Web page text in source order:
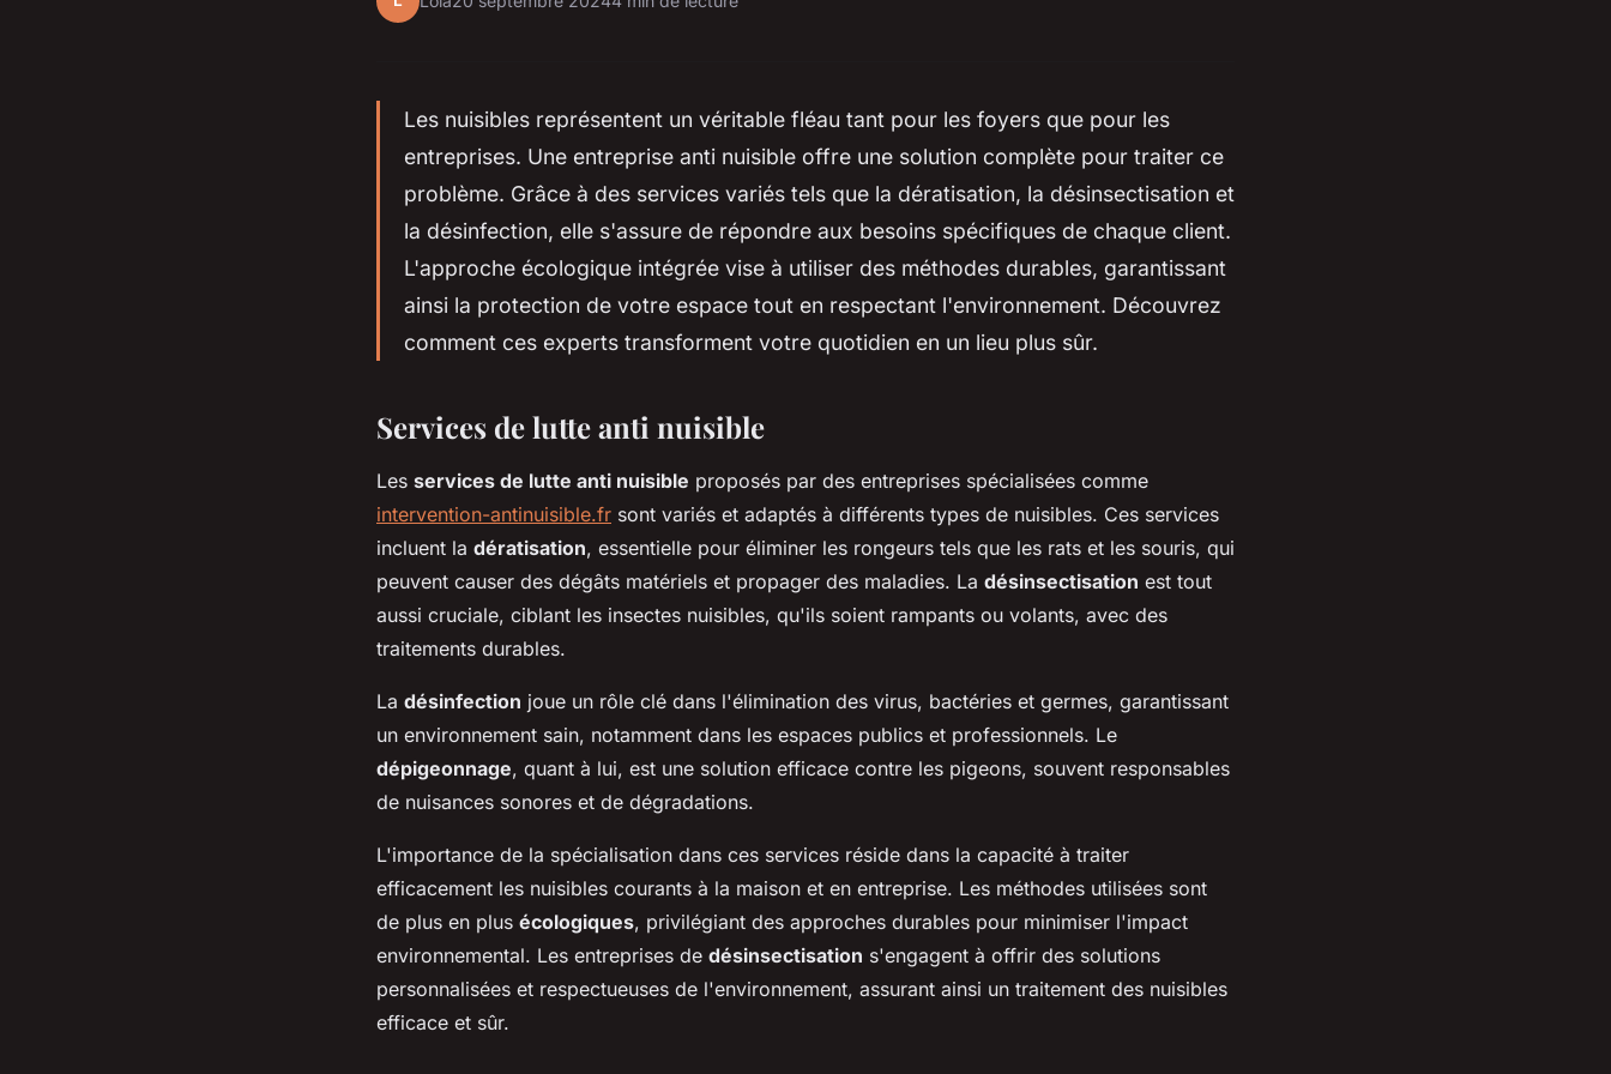
Les nuisibles représentent un véritable fléau tant pour les foyers que pour les
entreprises. Une entreprise anti nuisible offre une solution complète pour traiter ce
problème. Grâce à des services variés tels que la dératisation, la désinsectisation et
la désinfection, elle s'assure de répondre aux besoins spécifiques de chaque client.
L'approche écologique intégrée vise à utiliser des méthodes durables, garantissant
ainsi la protection de votre espace tout en respectant l'environnement. Découvrez
comment ces experts transforment votre quotidien en un lieu plus sûr.
Services de lutte anti nuisible
Les services de lutte anti nuisible proposés par des entreprises spécialisées comme
intervention-antinuisible.fr sont variés et adaptés à différents types de nuisibles. Ces services
incluent la dératisation, essentielle pour éliminer les rongeurs tels que les rats et les souris, qui
peuvent causer des dégâts matériels et propager des maladies. La désinsectisation est tout
aussi cruciale, ciblant les insectes nuisibles, qu'ils soient rampants ou volants, avec des
traitements durables.
La désinfection joue un rôle clé dans l'élimination des virus, bactéries et germes, garantissant
un environnement sain, notamment dans les espaces publics et professionnels. Le
dépigeonnage, quant à lui, est une solution efficace contre les pigeons, souvent responsables
de nuisances sonores et de dégradations.
L'importance de la spécialisation dans ces services réside dans la capacité à traiter
efficacement les nuisibles courants à la maison et en entreprise. Les méthodes utilisées sont
de plus en plus écologiques, privilégiant des approches durables pour minimiser l'impact
environnemental. Les entreprises de désinsectisation s'engagent à offrir des solutions
personnalisées et respectueuses de l'environnement, assurant ainsi un traitement des nuisibles
efficace et sûr.